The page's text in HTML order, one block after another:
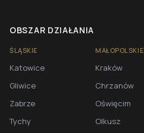
OBSZAR DZIAŁANIA
ŚLĄSKIE
Katowice
Gliwice
Zabrze
Tychy
MAŁOPOLSKIE
Kraków
Chrzanów
Oświęcim
Olkusz